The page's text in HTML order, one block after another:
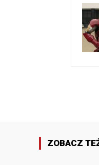
ZOBACZ